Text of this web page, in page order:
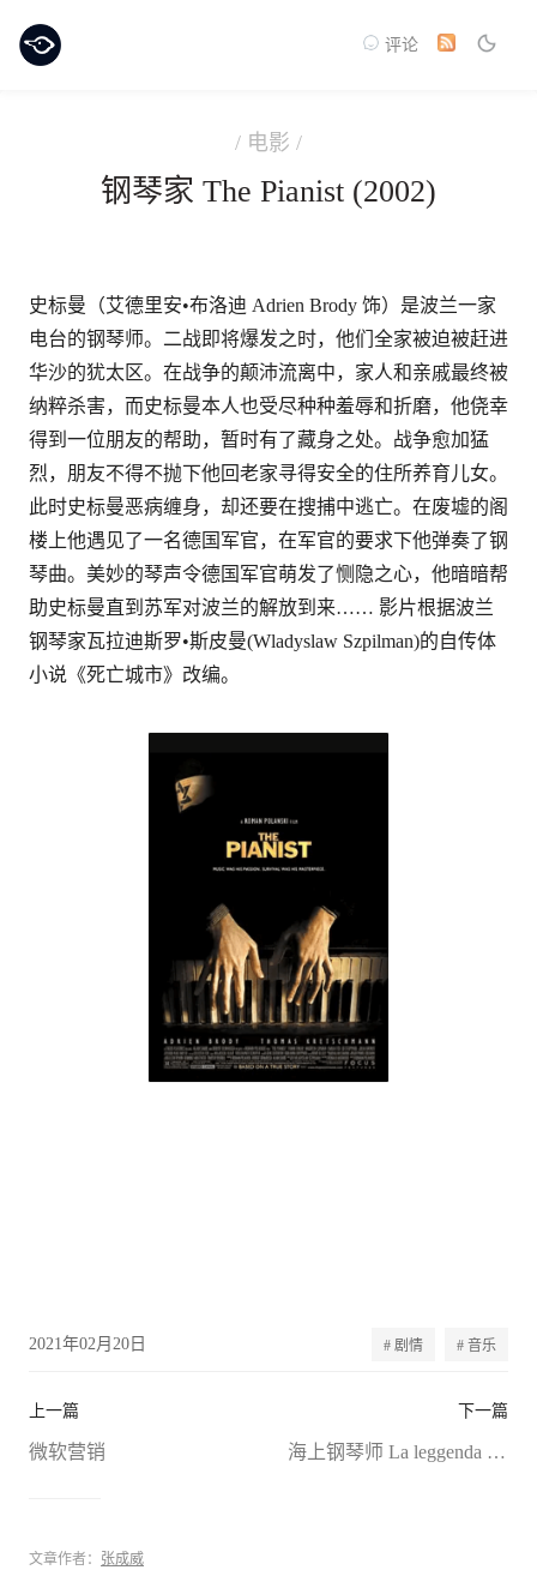
评论
/ 电影 /
钢琴家 The Pianist (2002)
史标曼（艾德里安•布洛迪 Adrien Brody 饰）是波兰一家
电台的钢琴师。二战即将爆发之时，他们全家被迫被赶进
华沙的犹太区。在战争的颠沛流离中，家人和亲戚最终被
纳粹杀害，而史标曼本人也受尽种种羞辱和折磨，他侥幸
得到一位朋友的帮助，暂时有了藏身之处。战争愈加猛
烈，朋友不得不抛下他回老家寻得安全的住所养育儿女。
此时史标曼恶病缠身，却还要在搜捕中逃亡。在废墟的阁
楼上他遇见了一名德国军官，在军官的要求下他弹奏了钢
琴曲。美妙的琴声令德国军官萌发了恻隐之心，他暗暗帮
助史标曼直到苏军对波兰的解放到来…… 影片根据波兰
钢琴家瓦拉迪斯罗•斯皮曼(Wladyslaw Szpilman)的自传体
小说《死亡城市》改编。
2021年02月20日 # 剧情 # 音乐
上一篇
微软营销
下一篇
海上钢琴师 La leggenda del pianista sull'oceano (1998)
文章作者： 张成威